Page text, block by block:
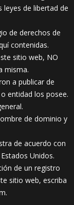
leyes de libertad de
de derechos de
contenidas.
sitio web, NO
misma.
a publicar de
entidad los posee.
de dominio y
de acuerdo con
Unidos.
de un registro
sitio web, escriba
.